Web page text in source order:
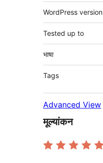
WordPress version
Tested up to
भाषा
Tags
Advanced View
मूल्यांकन